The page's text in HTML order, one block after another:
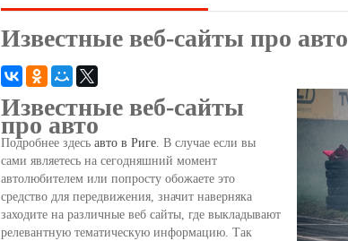
Известные веб-сайты про авто
Известные веб-сайты
про авто
Подробнее здесь авто в Риге . В случае если вы
сами являетесь на сегодняшний момент
автолюбителем или попросту обожаете это
средство для передвижения, значит наверняка
заходите на различные веб сайты, где выкладывают
релевантную тематическую информацию. Так